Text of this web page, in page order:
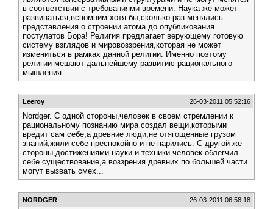
в соответствии с требованиями времени. Наука же может
развиваться,вспомним хотя бы,сколько раз менялись
представления о строении атома до опубликования
постулатов Бора! Религия предлагает верующему готовую
систему взглядов и мировоззрения,которая не может
измениться в рамках данной религии. Именно поэтому
религии мешают дальнейшему развитию рационального
мышления.
Leeroy 26-03-2011 05:52:16
Nordger. С одной стороны,человек в своем стремлении к
рациональному познанию мира создал вещи,которыми
вредит сам себе,а древние люди,не отягощенные грузом
знаний,жили себе преспокойно и не парились. С другой же
стороны,достижениями науки и техники человек облегчил
себе существование,а воззрения древних по большей части
могут вызвать смех...
NORDGER 26-03-2011 06:58:18